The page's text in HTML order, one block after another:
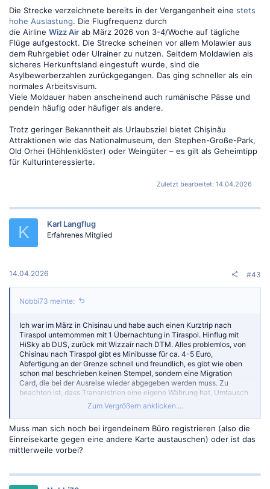
Die Strecke verzeichnete bereits in der Vergangenheit eine stets
hohe Auslastung. Die Flugfrequenz durch
die Airline Wizz Air ab März 2026 von 3-4/Woche auf tägliche
Flüge aufgestockt. Die Strecke scheinen vor allem Molawier aus
dem Ruhrgebiet oder Ulrainer zu nutzen. Seitdem Moldawien als
sicheres Herkunftsland eingestuft wurde, sind die
Asylbewerberzahlen zurückgegangen. Das ging schneller als ein
normales Arbeitsvisum.
Viele Moldauer haben anscheinend auch rumänische Pässe und
pendeln häufig oder häufiger als andere.
Trotz geringer Bekanntheit als Urlaubsziel bietet Chișinău
Attraktionen wie das Nationalmuseum, den Stephen-Große-Park,
Old Orhei (Höhlenklöster) oder Weingüter – es gilt als Geheimtipp
für Kulturinteressierte.
Zuletzt bearbeitet: 14.04.2026
K Karl Langflug
Erfahrenes Mitglied
14.04.2026 #43
Nobbi73 meinte:
Ich war im März in Chisinau und habe auch einen Kurztrip nach
Tiraspol unternommen mit 1 Übernachtung in Tiraspol. Hinflug mit
HiSky ab DUS, zurück mit Wizzair nach DTM. Alles problemlos, von
Chisinau nach Tiraspol gibt es Minibusse für ca. 4-5 Euro,
Abfertigung an der Grenze schnell und freundlich, es gibt wie oben
schon mal beschrieben keinen Stempel, sondern eine Migration
Card, die bei der Ausreise wieder abgegeben werden muss. Zu
beachten ist, dass Transnistrien eine eigene Währung hat, Umtausch
ist an jeder Ecke möglich (wie in Chisinau auch). Empfehle das
Restaurant "Back in USSR" in Tiraspol, wenn man sich mal wieder
um 40 Jahre zurückversetzt fühlen möchte.
Zum Vergrößern anklicken....
Muss man sich noch bei irgendeinem Büro registrieren (also die
Einreisekarte gegen eine andere Karte austauschen) oder ist das
mittlerweile vorbei?